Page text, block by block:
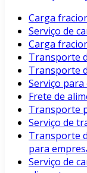
Carga
Serviço de
Carga
Transporte
Transporte
Serviço
Frete de
Transporte
Serviço de
Transporte
para
Serviço de